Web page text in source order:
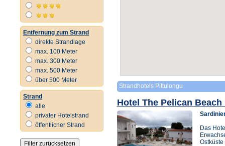
Entfernung zum Strand
direkte Strandlage
max. 100 Meter
max. 300 Meter
max. 500 Meter
über 500 Meter
Strand
alle
privater Hotelstrand
öffentlicher Strand
Strandhotels Pittulongu
Hotel The Pelican Beach
Das